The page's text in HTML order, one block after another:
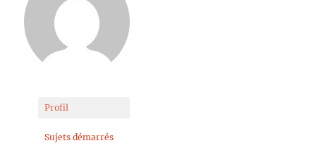
Profil
Sujets démarrés